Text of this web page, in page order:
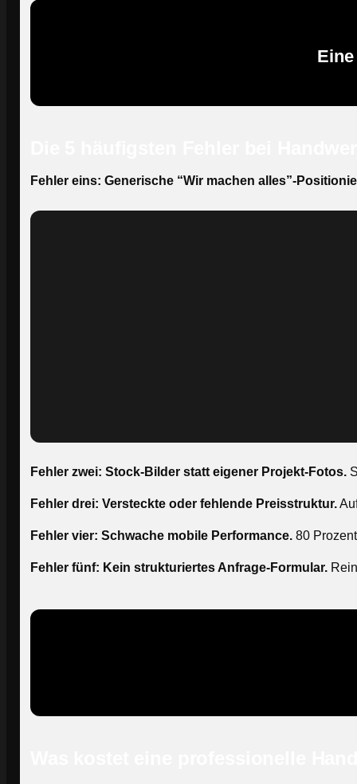
Fehler eins: Generische “Wir machen alles”-
Fehler zwei: Stock-Bilder statt eigener Projekt-Fotos.
Fehler drei: Versteckte oder fehlende Preisstruktur.
Fehler vier: Schwache mobile Performance. 80
Fehler fünf: Kein strukturiertes Anfrage-Formular.